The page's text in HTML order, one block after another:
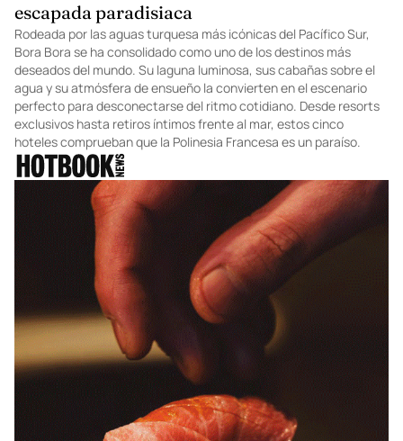
escapada paradisiaca
Rodeada por las aguas turquesa más icónicas del Pacífico Sur,
Bora Bora se ha consolidado como uno de los destinos más
deseados del mundo. Su laguna luminosa, sus cabañas sobre el
agua y su atmósfera de ensueño la convierten en el escenario
perfecto para desconectarse del ritmo cotidiano. Desde resorts
exclusivos hasta retiros íntimos frente al mar, estos cinco
hoteles comprueban que la Polinesia Francesa es un paraíso.